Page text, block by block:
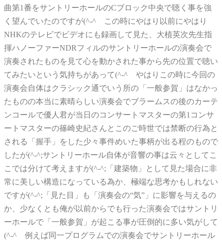
曲第1番をサントリーホールのCブロック中央で聴く事を強
く望んでいたのですが(^-^ゞこの時にやはり以前にやはり
NHKのテレビでビデオにも録画して見た、大植英次先生指
揮ハノーファーNDRフィルのサントリーホールの演奏会で
演奏されたものを見て心を動かされた事から先の位置で聴い
てみたいという気持ちがあって(^-^ゞやはりこの時に今回の
演奏会自体はクラシック通でいう所の「一般参賀」はなかっ
たものの本当に素晴らしい演奏会でブラームスの後のカーテ
ンコールで優人君が当日のコンサートマスターの第1コンサ
ートマスターの篠崎史紀さんとこのご時世では禁断の行為と
される「握手」をした少々事件めいた事柄が出る程のもので
したが(^-^;サントリーホール自体が音響の事は云々としてこ
こでは分けて考えますが(^-^;「建築物」として見た場合に非
常に美しい構造になっている為か、極端な思考かもしれない
ですが(^-^;「見た目」も「演奏会の“気”」に影響を与えるの
か、少なくとも俺が以前からでも行った演奏会ではサントリ
ーホールで「一般参賀」が起こる事が圧倒的に多い気がして
(^-^ゞ例えば同一プログラムでの演奏会でサントリーホール